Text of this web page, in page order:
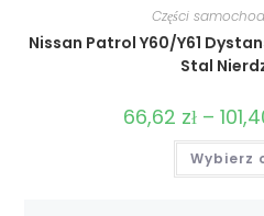
Części
Nissan Patrol Y60/Y61
Stal
66,62 zł –
Wybierz